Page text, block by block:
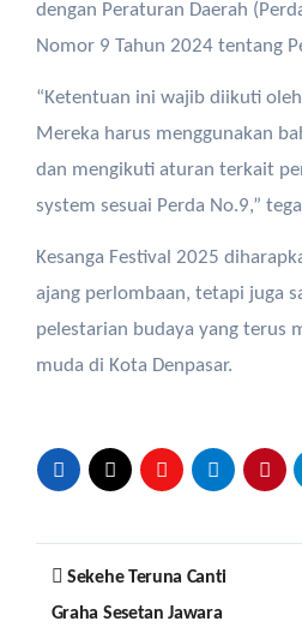
dengan Peraturan Daerah
Nomor 9 Tahun 2024 tentang
“Ketentuan ini wajib diikuti
Mereka harus menggunakan
dan mengikuti aturan terkait
system sesuai Perda No.9,”
Kesanga Festival 2025
ajang perlombaan, tetapi juga
pelestarian budaya yang terus
muda di Kota Denpasar.
Post
navigation
Sekehe Teruna Canti
Graha Sesetan Jawara